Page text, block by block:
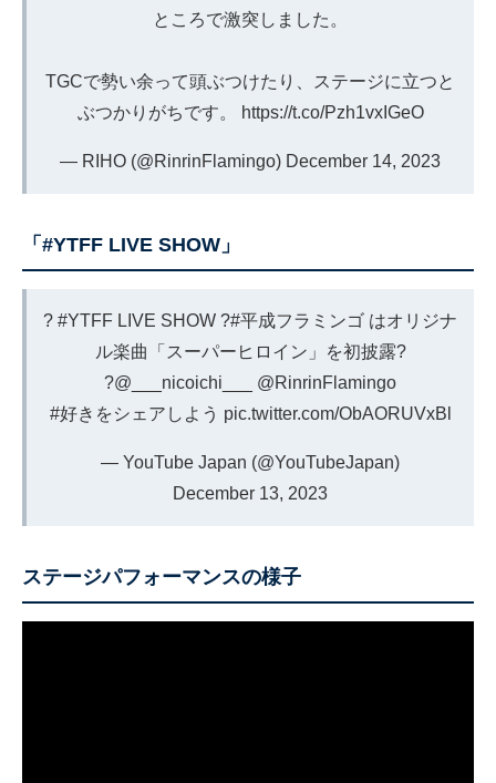
ところで激突しました。
TGCで勢い余って頭ぶつけたり、ステージに立つと
ぶつかりがちです。
https://t.co/Pzh1vxIGeO
— RIHO (@RinrinFlamingo) December 14, 2023
「#YTFF LIVE SHOW」
? #YTFF LIVE SHOW ?#平成フラミンゴ はオリジナ
ル楽曲「スーパーヒロイン」を初披露?
?@___nicoichi___
@RinrinFlamingo
#好きをシェアしよう pic.twitter.com/ObAORUVxBl
— YouTube Japan (@YouTubeJapan)
December 13, 2023
ステージパフォーマンスの様子